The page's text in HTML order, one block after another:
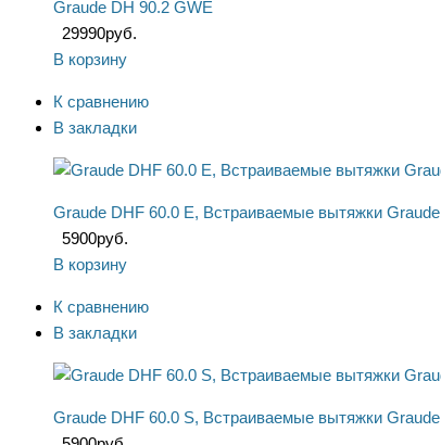
Graude DH 90.2 GWE
29990руб.
В корзину
К сравнению
В закладки
Graude DHF 60.0 E, Встраиваемые вытяжки Graude
5900руб.
В корзину
К сравнению
В закладки
Graude DHF 60.0 S, Встраиваемые вытяжки Graude